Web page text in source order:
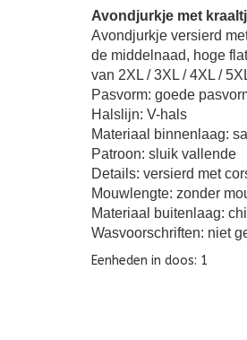
Avondjurkje met
Avondjurkje versierd
de middelnaad, hoge
van 2XL / 3XL / 4XL /
Pasvorm: goede
Halslijn: V-hals
Materiaal binnenlaag:
Patroon: sluik vallende
Details: versierd met
Mouwlengte: zonder
Materiaal buitenlaag:
Wasvoorschriften: niet
Eenheden in doos: 1